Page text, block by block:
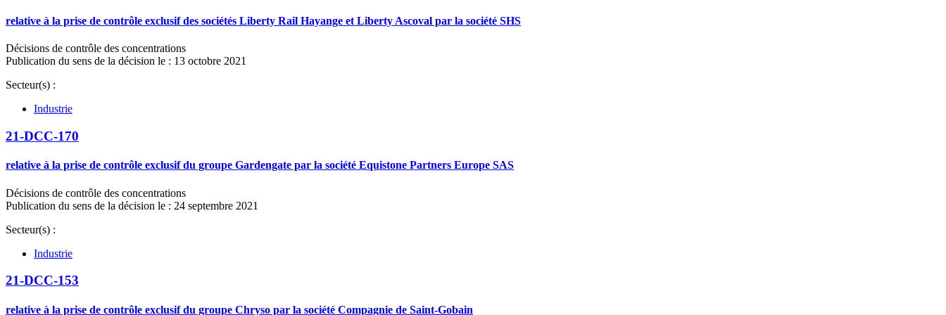
relative à la prise de contrôle exclusif des sociétés Liberty Rail Hayange et Liberty Ascoval par la société SHS
Décisions de contrôle des concentrations
Publication du sens de la décision le : 13 octobre 2021
Secteur(s) :
Industrie
21-DCC-170
relative à la prise de contrôle exclusif du groupe Gardengate par la société Equistone Partners Europe SAS
Décisions de contrôle des concentrations
Publication du sens de la décision le : 24 septembre 2021
Secteur(s) :
Industrie
21-DCC-153
relative à la prise de contrôle exclusif du groupe Chryso par la société Compagnie de Saint-Gobain